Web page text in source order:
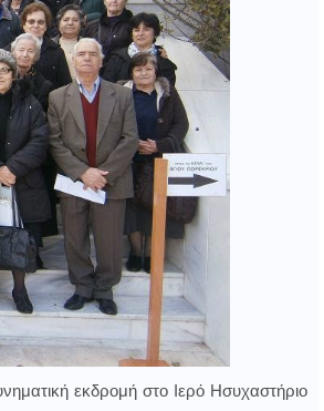
εκδρομή στο Ιερό Ησυχαστήριο